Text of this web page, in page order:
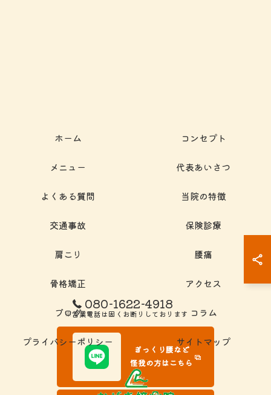
080-1622-4918
※営業電話は固くお断りしております
ぎっくり腰など
怪我の方はこちら
ホーム コンセプト
メニュー 代表あいさつ
よくある質問 当院の特徴
交通事故 保険診療
肩こり 腰痛
骨格矯正 アクセス
ブログ コラム
プライバシーポリシー サイトマップ